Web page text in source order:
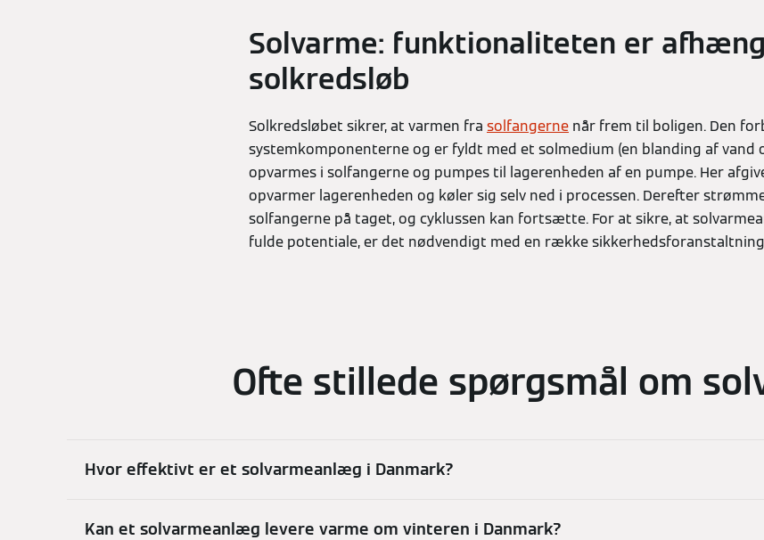
Solvarme: funktionaliteten er
solkredsløb
Solkredsløbet sikrer, at varmen fra solfangerne når frem til boligen. Den
systemkomponenterne og er fyldt med et solmedium (en blanding af vand
opvarmes i solfangerne og pumpes til lagerenheden af en pumpe. Her
opvarmer lagerenheden og køler sig selv ned i processen. Derefter
solfangerne på taget, og cyklussen kan fortsætte. For at sikre, at
fulde potentiale, er det nødvendigt med en række
Ofte stillede spørgsmål om
Hvor effektivt er et solvarmeanlæg i Danmark?
Kan et solvarmeanlæg levere varme om vinteren i Danmark?